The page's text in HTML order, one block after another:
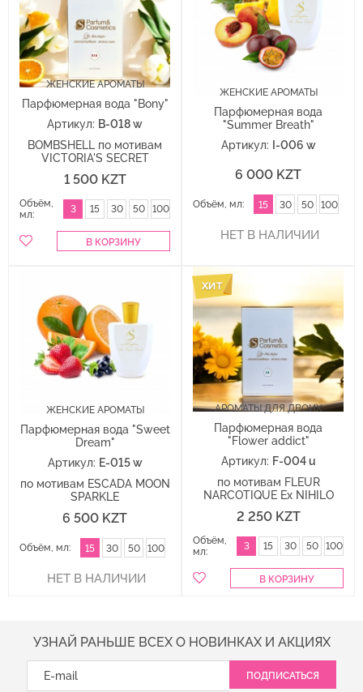
ЖЕНСКИЕ АРОМАТЫ
Парфюмерная вода "Bony"
Артикул: B-018 w
BOMBSHELL по мотивам
VICTORIA'S SECRET
1 500 KZT
Объём,
мл:
3 15 30 50 100
ЖЕНСКИЕ АРОМАТЫ
Парфюмерная вода
"Summer Breath"
Артикул: I-006 w
6 000 KZT
Объём, мл: 15 30 50 100
ЖЕНСКИЕ АРОМАТЫ
Парфюмерная вода "Sweet
Dream"
Артикул: E-015 w
по мотивам ESCADA MOON
SPARKLE
6 500 KZT
Объём, мл: 15 30 50 100
АРОМАТЫ ДЛЯ ДВОИХ
Парфюмерная вода
"Flower addict"
Артикул: F-004 u
по мотивам FLEUR
NARCOTIQUE Ex NIHILO
2 250 KZT
Объём,
мл:
3 15 30 50 100
УЗНАЙ РАНЬШЕ ВСЕХ О НОВИНКАХ И АКЦИЯХ